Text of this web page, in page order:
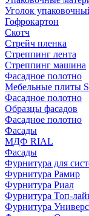
Уголок
Гофрокартон
Скотч
Стрейч пленка
Стреппинг лента
Стреппинг машина
Фасадное полотно
Мебельные плиты
Фасадное полотно
Образцы фасадов
Фасадное полотно
Фасады
МДФ RIAL
Фасады
Фурнитура для
Фурнитура Рамир
Фурнитура Риал
Фурнитура Топ-
Фурнитура